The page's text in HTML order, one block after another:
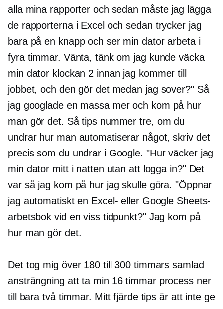
alla mina rapporter och sedan måste jag lägga
de rapporterna i Excel och sedan trycker jag
bara på en knapp och ser min dator arbeta i
fyra timmar. Vänta, tänk om jag kunde väcka
min dator klockan 2 innan jag kommer till
jobbet, och den gör det medan jag sover?" Så
jag googlade en massa mer och kom på hur
man gör det. Så tips nummer tre, om du
undrar hur man automatiserar något, skriv det
precis som du undrar i Google. "Hur väcker jag
min dator mitt i natten utan att logga in?" Det
var så jag kom på hur jag skulle göra. "Öppnar
jag automatiskt en Excel- eller Google Sheets-
arbetsbok vid en viss tidpunkt?" Jag kom på
hur man gör det.
Det tog mig över 180 till 300 timmars samlad
ansträngning att ta min 16 timmarprocess ner
till bara två timmar. Mitt fjärde tips är att inte ge